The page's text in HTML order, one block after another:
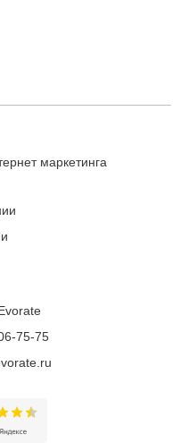
маркетинга
75-75